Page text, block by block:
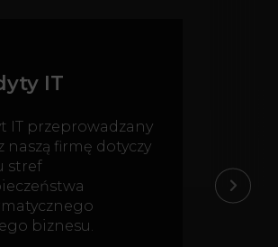
IT
IT przeprowadzany
naszą firmę dotyczy
stref
biznesu.